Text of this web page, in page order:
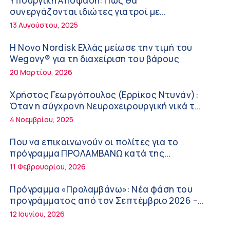
ΚΥ Σοφάδων
Πόσο μας επηρεάζει ο ύπνος με ανεμιστήρα
ή air-condition το καλοκαίρι
11:34 πμ
Randy Schekman, Νομπελίστας Ιατρικής:
«Σε πέντε χρόνια μπορεί να έχουμε
θεραπεία που αναστέλλει την εξέλιξη του
Πάρκινσον»
9:24 πμ
Αντώνης Βουκλαρής – «ΕΡΡΙΚΟΣ ΝΤΥΝΑΝ»
Πώς να προλάβετε και να αντιμετωπίσετε
τη διάρροια των ταξιδιωτών
Ευμενής Καραφυλλίδης (Metropolitan
General): Γιατί η διατροφή πρέπει να
καθοδηγείται από κλινικό διαιτολόγο;
συνεργάζονται ιδιώτες γιατροί με
νοσοκομεία του δημοσίου συστήματος
13 Αυγούστου, 2025
Η Novo Nordisk Ελλάς μείωσε την τιμή του
Wegovy® για τη διαχείριση του βάρους
20 Μαρτίου, 2026
Χρήστος Γεωργόπουλος (Ερρίκος Ντυνάν):
Όταν η σύγχρονη Νευροχειρουργική νικά το
φόβο!
4 Νοεμβρίου, 2025
Που να επικοινωνούν οι πολίτες για το
πρόγραμμα ΠΡΟΛΑΜΒΑΝΩ κατά της
παχυσαρκίας
11 Φεβρουαρίου, 2026
Πρόγραμμα «Προλαμβάνω»: Νέα φάση του
προγράμματος από τον Σεπτέμβριο 2026 –
Δωρεάν προληπτικές εξετάσεις έως το 2030
12 Ιουνίου, 2026